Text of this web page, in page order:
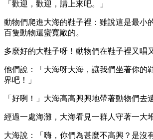
「歡迎，歡迎，請上來吧。」
動物們爬進大海的鞋子裡：雖說這是最小
百隻動物還蠻寬敞的。
多麼好的大鞋子呀！動物們在鞋子裡又唱
他們說：「大海呀大海，讓我們坐著你的
界吧！」
「好咧！」大海高高興興地帶著動物們去
經過一處海灘，大海看見一群人守著一大
大海說：「嗨，你們為甚麼不高興？是沒